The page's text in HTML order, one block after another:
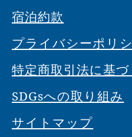
宿泊約款
プライバシーポリ
特定商取引法に基
SDGsへの取り組み
サイトマップ